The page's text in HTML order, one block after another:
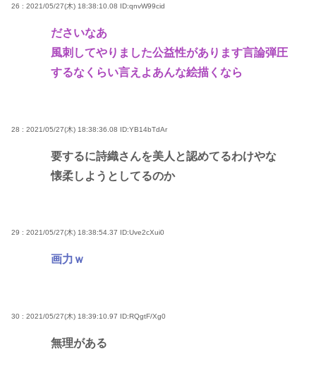
26 : 2021/05/27(木) 18:38:10.08 ID:qnvW99cid
ださいなあ
風刺してやりました公益性があります言論弾圧
するなくらい言えよあんな絵描くなら
28 : 2021/05/27(木) 18:38:36.08 ID:YB14bTdAr
要するに詩織さんを美人と認めてるわけやな
懐柔しようとしてるのか
29 : 2021/05/27(木) 18:38:54.37 ID:Uve2cXui0
画力ｗ
30 : 2021/05/27(木) 18:39:10.97 ID:RQgtF/Xg0
無理がある